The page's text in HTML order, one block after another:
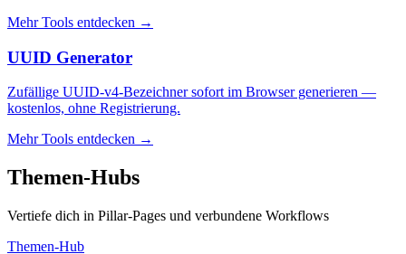
Mehr Tools entdecken →
UUID Generator
Zufällige UUID-v4-Bezeichner sofort im Browser generieren —
kostenlos, ohne Registrierung.
Mehr Tools entdecken →
Themen-Hubs
Vertiefe dich in Pillar-Pages und verbundene Workflows
Themen-Hub